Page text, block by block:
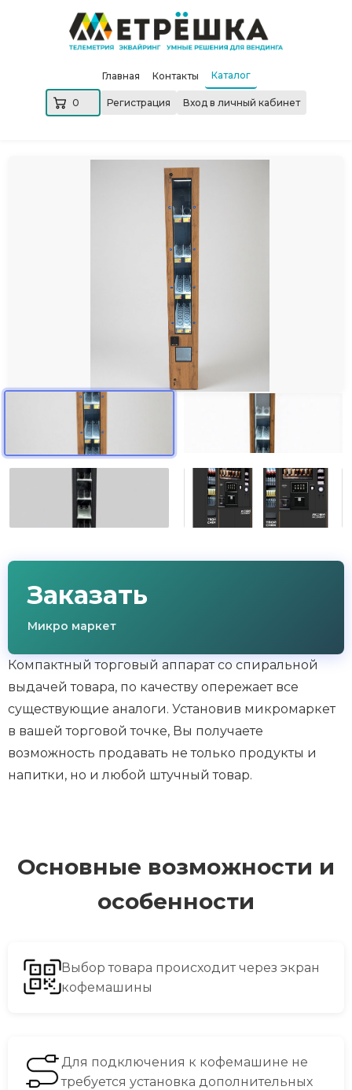
Главная Контакты Каталог
0 Регистрация Вход в личный кабинет
Заказать
Микро маркет
Компактный торговый аппарат со спиральной
выдачей товара, по качеству опережает все
существующие аналоги. Установив микромаркет
в вашей торговой точке, Вы получаете
возможность продавать не только продукты и
напитки, но и любой штучный товар.
Основные возможности и
особенности
Выбор товара происходит через экран
кофемашины
Для подключения к кофемашине не
требуется установка дополнительных